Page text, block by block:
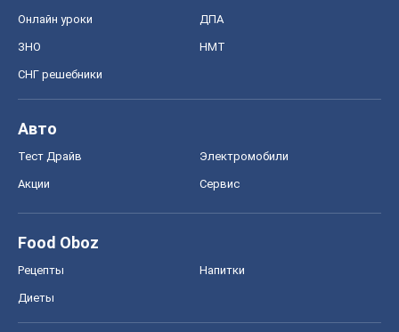
Онлайн уроки ДПА
ЗНО НМТ
СНГ решебники
Авто
Тест Драйв Электромобили
Акции Сервис
Food Oboz
Рецепты Напитки
Диеты